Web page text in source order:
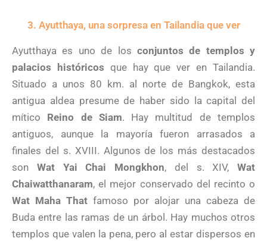
3. Ayutthaya, una sorpresa en Tailandia que ver
Ayutthaya es uno de los conjuntos de templos y
palacios históricos que hay que ver en Tailandia.
Situado a unos 80 km. al norte de Bangkok, esta
antigua aldea presume de haber sido la capital del
mítico Reino de Siam. Hay multitud de templos
antiguos, aunque la mayoría fueron arrasados a
finales del s. XVIII. Algunos de los más destacados
son Wat Yai Chai Mongkhon, del s. XIV, Wat
Chaiwatthanaram, el mejor conservado del recinto o
Wat Maha That famoso por alojar una cabeza de
Buda entre las ramas de un árbol. Hay muchos otros
templos que valen la pena, pero al estar dispersos en